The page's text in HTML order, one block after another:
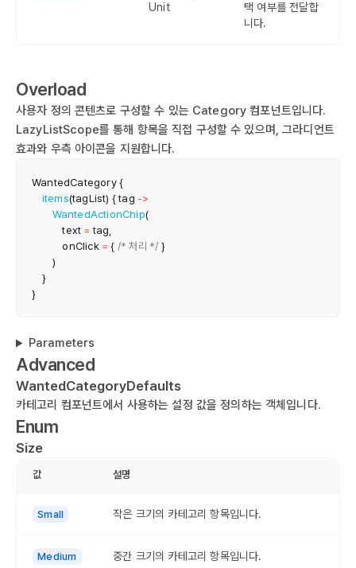
Unit
택 여부를 전달합
니다.
Overload
사용자 정의 콘텐츠로 구성할 수 있는 Category 컴포넌트입니다.
LazyListScope를 통해 항목을 직접 구성할 수 있으며, 그라디언트
효과와 우측 아이콘을 지원합니다.
WantedCategory {
items(tagList) { tag ->
WantedActionChip(
            text
= tag
            onClick
= { /* 처리 */ }
)
}
}
Parameters
Advanced
WantedCategoryDefaults
카테고리 컴포넌트에서 사용하는 설정 값을 정의하는 객체입니다.
Enum
Size
값 설명
Small 작은 크기의 카테고리 항목입니다.
Medium 중간 크기의 카테고리 항목입니다.